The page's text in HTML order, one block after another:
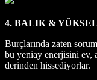
4. BALIK &
Burçlarında zaten
bu yeniay enerjisini ev,
derinden hissediyorlar.